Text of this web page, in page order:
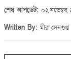
শেষ আপডেট: ০২
Written By:মীরা সেনগুপ্ত